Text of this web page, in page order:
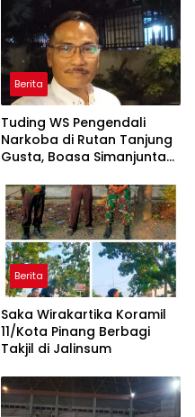
Berita
Tuding WS Pengendali
Narkoba di Rutan Tanjung
Gusta, Boasa Simanjuntak:
Pemerasan
Berita
Saka Wirakartika Koramil
11/Kota Pinang Berbagi
Takjil di Jalinsum